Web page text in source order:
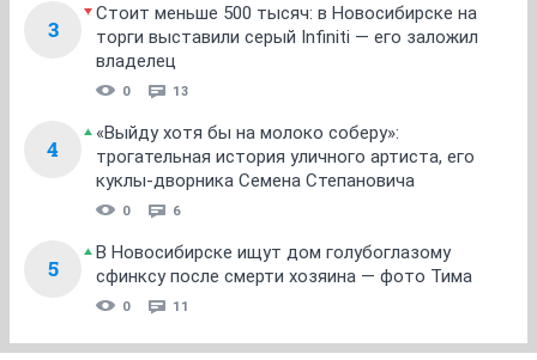
3
Стоит меньше 500 тысяч: в Новосибирске на
торги выставили серый Infiniti — его заложил
владелец
0 13
4
«Выйду хотя бы на молоко соберу»:
трогательная история уличного артиста, его
куклы-дворника Семена Степановича
0 6
5
В Новосибирске ищут дом голубоглазому
сфинксу после смерти хозяина — фото Тима
0 11